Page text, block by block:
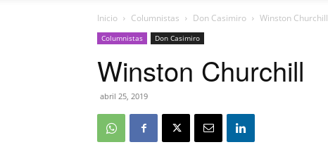
Magazine
Inicio Columnistas Don Casimiro Winston Churchill
Columnistas Don Casimiro
Winston Churchill
abril 25, 2019